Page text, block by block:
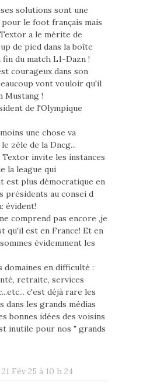
solutions sont une
le foot français mais
a le mérite de
de pied dans la boîte
fin du match L1-Dazn !
courageux dans son
vont vouloir qu'il
Mustang !
de l'Olympique
une chose va
zèle de la Dncg...
invite les instances
la league qui
est plus démocratique en
présidents au consei d
évident!
comprend pas encore ,je
qu'il est en France! Et en
évidemment les
domaines en difficulté :
retraite, services
c'est déjà rare les
dans les grands médias
bonnes idées des voisins
inutile pour nos " grands
Fév 25 à 10 h 24